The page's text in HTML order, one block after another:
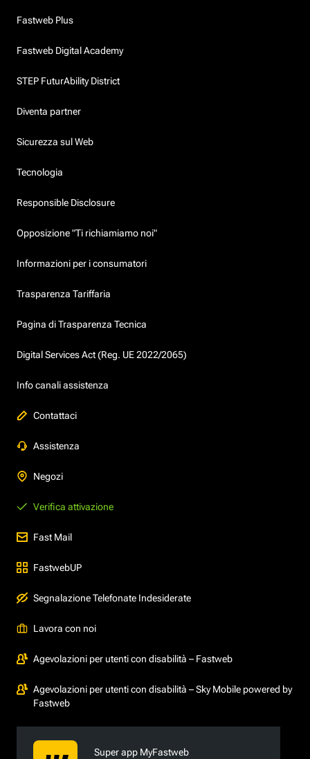
Fastweb Plus
Fastweb Digital Academy
STEP FuturAbility District
Diventa partner
Sicurezza sul Web
Tecnologia
Responsible Disclosure
Opposizione "Ti richiamiamo noi"
Informazioni per i consumatori
Trasparenza Tariffaria
Pagina di Trasparenza Tecnica
Digital Services Act (Reg. UE 2022/2065)
Info canali assistenza
Contattaci
Assistenza
Negozi
Verifica attivazione
Fast Mail
FastwebUP
Segnalazione Telefonate Indesiderate
Lavora con noi
Agevolazioni per utenti con disabilità – Fastweb
Agevolazioni per utenti con disabilità – Sky Mobile powered by
Fastweb
Super app MyFastweb